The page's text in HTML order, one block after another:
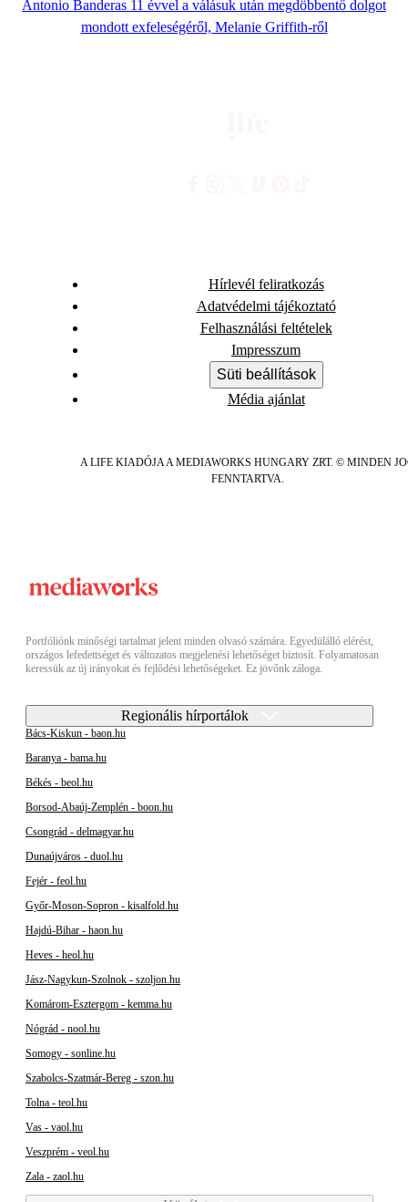
Antonio Banderas 11 évvel a válásuk után megdöbbentő dolgot
mondott exfeleségéről, Melanie Griffith-ről
Hírlevél feliratkozás
Adatvédelmi tájékoztató
Felhasználási feltételek
Impresszum
Süti beállítások
Média ajánlat
A LIFE KIADÓJA A MEDIAWORKS HUNGARY ZRT. © MINDEN
FENNTARTVA.
Portfóliónk minőségi tartalmat jelent minden olvasó számára. Egyedülálló elérést,
országos lefedettséget és változatos megjelenési lehetőséget biztosít. Folyamatosan
keressük az új irányokat és fejlődési lehetőségeket. Ez jövőnk záloga.
Regionális hírportálok
Bács-Kiskun - baon.hu
Baranya - bama.hu
Békés - beol.hu
Borsod-Abaúj-Zemplén - boon.hu
Csongrád - delmagyar.hu
Dunaújváros - duol.hu
Fejér - feol.hu
Győr-Moson-Sopron - kisalfold.hu
Hajdú-Bihar - haon.hu
Heves - heol.hu
Jász-Nagykun-Szolnok - szoljon.hu
Komárom-Esztergom - kemma.hu
Nógrád - nool.hu
Somogy - sonline.hu
Szabolcs-Szatmár-Bereg - szon.hu
Tolna - teol.hu
Vas - vaol.hu
Veszprém - veol.hu
Zala - zaol.hu